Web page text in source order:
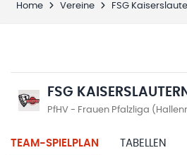
Home Vereine FSG
FSG
PfHV - Frauen Pfalzliga
TEAM-SPIELPLAN TABELLEN